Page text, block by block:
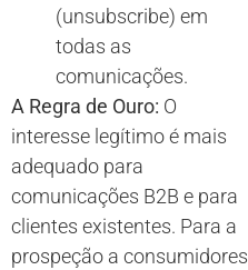
(unsubscribe) em
todas as
comunicações.
A Regra de Ouro: O
interesse legítimo é mais
adequado para
comunicações B2B e para
clientes existentes. Para a
prospeção a consumidores